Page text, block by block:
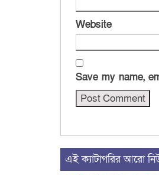
Website
Save my name,
এই ক্যাটাগরির আরো